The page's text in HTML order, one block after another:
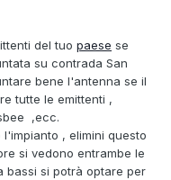
del tuo paese se
su contrada San
bene l'antenna se il
tutte le emittenti ,
,ecc.
, elimini questo
si vedono entrambe le
bassi si potrà optare per